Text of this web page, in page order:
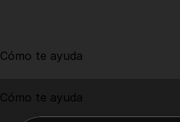
Cómo te ayuda
Cómo te ayuda